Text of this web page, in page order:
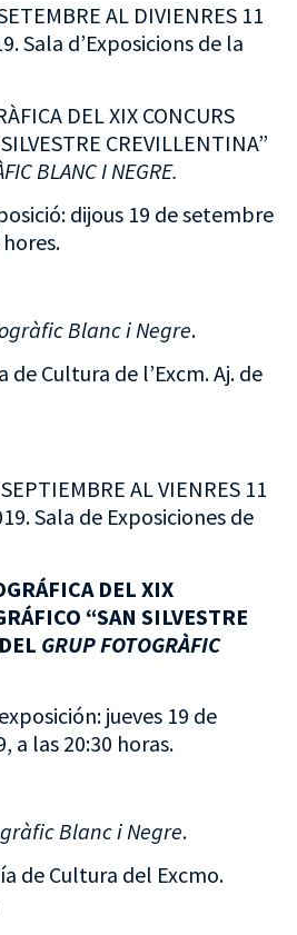
AL DIVIENRES 11
Sala d’Exposicions de la
DEL XIX CONCURS
CREVILLENTINA”
BLANC I NEGRE.
dijous 19 de setembre
Blanc i Negre.
de Cultura de l’Excm. Aj. de
AL VIENRES 11
Sala de Exposiciones de
DEL XIX
“SAN SILVESTRE
GRUP FOTOGRÀFIC
jueves 19 de
a las 20:30 horas.
Blanc i Negre.
de Cultura del Excmo.